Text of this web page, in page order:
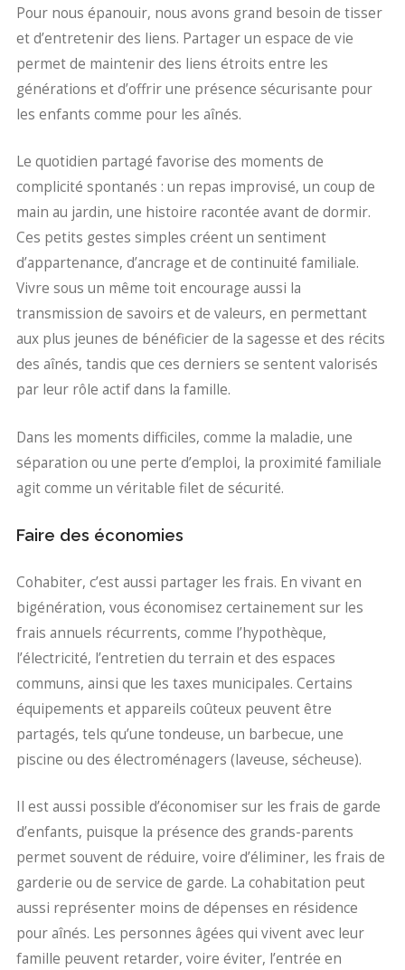
Pour nous épanouir, nous avons grand besoin de tisser
et d’entretenir des liens. Partager un espace de vie
permet de maintenir des liens étroits entre les
générations et d’offrir une présence sécurisante pour
les enfants comme pour les aînés.
Le quotidien partagé favorise des moments de
complicité spontanés : un repas improvisé, un coup de
main au jardin, une histoire racontée avant de dormir.
Ces petits gestes simples créent un sentiment
d’appartenance, d’ancrage et de continuité familiale.
Vivre sous un même toit encourage aussi la
transmission de savoirs et de valeurs, en permettant
aux plus jeunes de bénéficier de la sagesse et des récits
des aînés, tandis que ces derniers se sentent valorisés
par leur rôle actif dans la famille.
Dans les moments difficiles, comme la maladie, une
séparation ou une perte d’emploi, la proximité familiale
agit comme un véritable filet de sécurité.
Faire des économies
Cohabiter, c’est aussi partager les frais. En vivant en
bigénération, vous économisez certainement sur les
frais annuels récurrents, comme l’hypothèque,
l’électricité, l’entretien du terrain et des espaces
communs, ainsi que les taxes municipales. Certains
équipements et appareils coûteux peuvent être
partagés, tels qu’une tondeuse, un barbecue, une
piscine ou des électroménagers (laveuse, sécheuse).
Il est aussi possible d’économiser sur les frais de garde
d’enfants, puisque la présence des grands-parents
permet souvent de réduire, voire d’éliminer, les frais de
garderie ou de service de garde. La cohabitation peut
aussi représenter moins de dépenses en résidence
pour aînés. Les personnes âgées qui vivent avec leur
famille peuvent retarder, voire éviter, l’entrée en